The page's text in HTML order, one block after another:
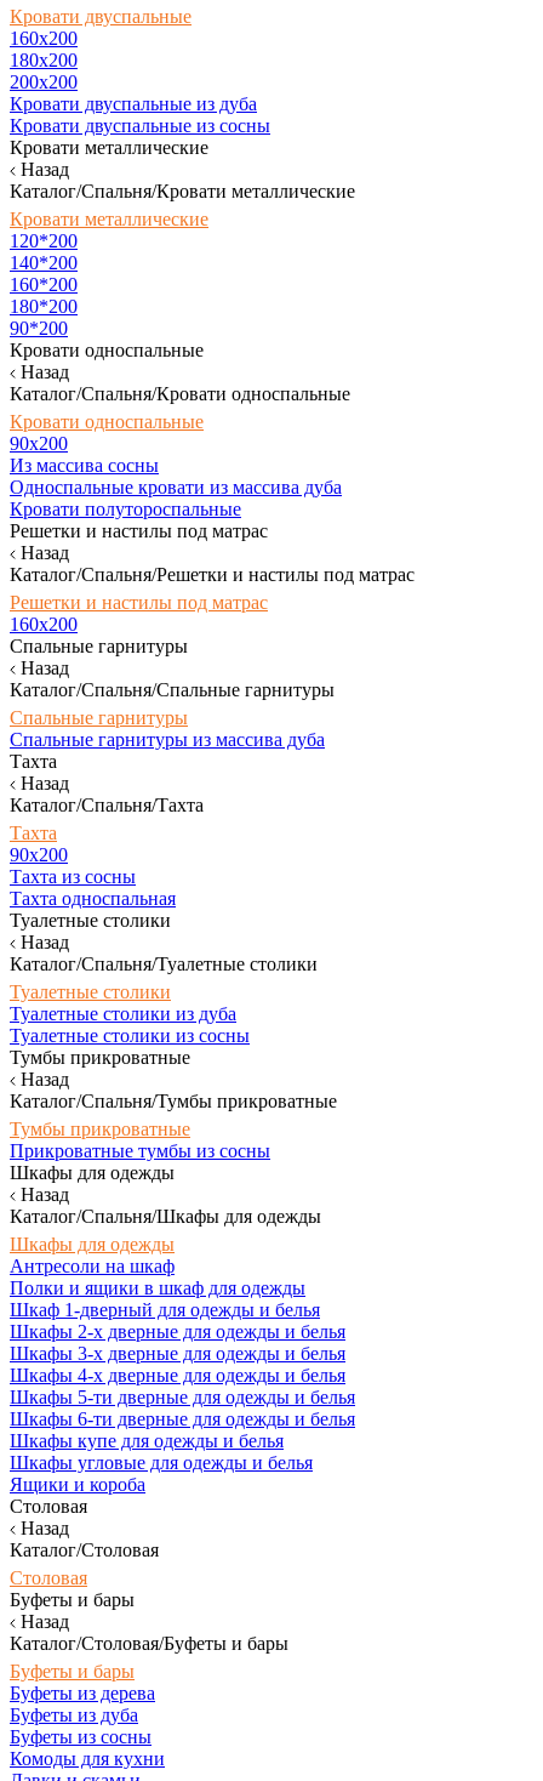
Кровати двуспальные
160х200
180x200
200x200
Кровати двуспальные из дуба
Кровати двуспальные из сосны
Кровати металлические
Назад
Каталог/Спальня/Кровати металлические
Кровати металлические
120*200
140*200
160*200
180*200
90*200
Кровати односпальные
Назад
Каталог/Спальня/Кровати односпальные
Кровати односпальные
90х200
Из массива сосны
Односпальные кровати из массива дуба
Кровати полутороспальные
Решетки и настилы под матрас
Назад
Каталог/Спальня/Решетки и настилы под матрас
Решетки и настилы под матрас
160х200
Спальные гарнитуры
Назад
Каталог/Спальня/Спальные гарнитуры
Спальные гарнитуры
Спальные гарнитуры из массива дуба
Тахта
Назад
Каталог/Спальня/Тахта
Тахта
90х200
Тахта из сосны
Тахта односпальная
Туалетные столики
Назад
Каталог/Спальня/Туалетные столики
Туалетные столики
Туалетные столики из дуба
Туалетные столики из сосны
Тумбы прикроватные
Назад
Каталог/Спальня/Тумбы прикроватные
Тумбы прикроватные
Прикроватные тумбы из сосны
Шкафы для одежды
Назад
Каталог/Спальня/Шкафы для одежды
Шкафы для одежды
Антресоли на шкаф
Полки и ящики в шкаф для одежды
Шкаф 1-дверный для одежды и белья
Шкафы 2-х дверные для одежды и белья
Шкафы 3-х дверные для одежды и белья
Шкафы 4-х дверные для одежды и белья
Шкафы 5-ти дверные для одежды и белья
Шкафы 6-ти дверные для одежды и белья
Шкафы купе для одежды и белья
Шкафы угловые для одежды и белья
Ящики и короба
Столовая
Назад
Каталог/Столовая
Столовая
Буфеты и бары
Назад
Каталог/Столовая/Буфеты и бары
Буфеты и бары
Буфеты из дерева
Буфеты из дуба
Буфеты из сосны
Комоды для кухни